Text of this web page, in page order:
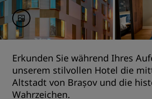
Erkunden Sie während Ihres
unserem stilvollen Hotel die
Altstadt von Brașov und die
Wahrzeichen.